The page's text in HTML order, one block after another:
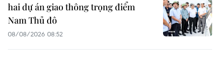
hai dự án giao thông trọng điểm
Nam Thủ đô
08/08/2026 08:52